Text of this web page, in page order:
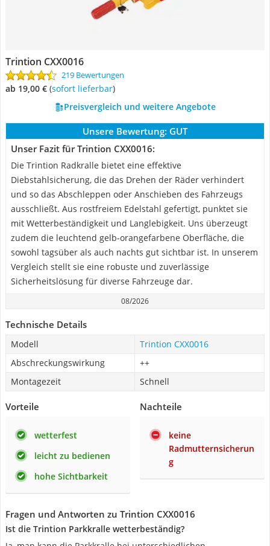
Trintion CXX0016
219 Bewertungen
ab 19,00 € ( Sofort lieferbar)
Preisvergleich und weitere Angebote
Unsere Bewertung: GUT
Unser Fazit für Trintion CXX0016:
Die Trintion Radkralle bietet eine effektive
Diebstahlsicherung, die das Drehen der Räder verhindert
und so das Abschleppen oder Anschieben des Fahrzeugs
ausschließt. Aus rostfreiem Edelstahl gefertigt, punktet sie
mit Wetterbeständigkeit und Langlebigkeit. Uns überzeugt
zudem die leuchtend gelb-orangefarbene Oberfläche, die
sowohl tagsüber als auch nachts gut sichtbar ist. In unserem
Vergleich stellt sie eine robuste und zuverlässige
Sicherheitslösung für diverse Fahrzeuge dar.
08/2026
Technische Details
Modell
Trintion CXX0016
Abschreckungswirkung
++
Montagezeit
Schnell
Vorteile
wetterfest
leicht zu bedienen
hohe Sichtbarkeit
Nachteile
keine
Radmutternsicherun
g
Fragen und Antworten zu Trintion CXX0016
Ist die Trintion Parkkralle wetterbeständig?